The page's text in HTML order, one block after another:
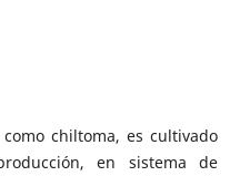
chiltoma, es cultivado
en sistema de